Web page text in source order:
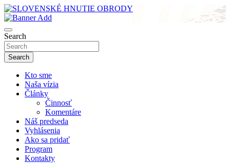
Skip
to
content
SLOVENSKÉ HNUTIE OBRODY
Search
Search
Kto sme
Naša vízia
Články
Činnosť
Komentáre
Náš predseda
Vyhlásenia
Ako sa pridať
Program
Kontakty